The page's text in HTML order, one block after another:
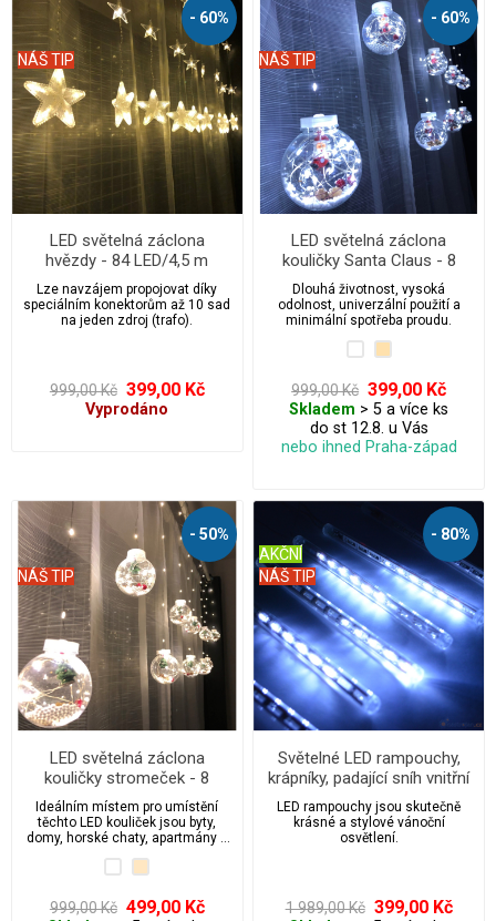
- 60%
NÁŠ TIP
LED světelná záclona
hvězdy - 84 LED/4,5 m
propojovatelná
Lze navzájem propojovat díky
speciálním konektorům až 10 sad
na jeden zdroj (trafo).
999,00 Kč 399,00 Kč
Vyprodáno
- 60%
NÁŠ TIP
LED světelná záclona
kouličky Santa Claus - 8
ks/3,8 m
Dlouhá životnost, vysoká
odolnost, univerzální použití a
minimální spotřeba proudu.
999,00 Kč 399,00 Kč
Skladem > 5 a více ks
do st 12.8. u Vás
nebo ihned Praha-západ
- 50%
NÁŠ TIP
LED světelná záclona
kouličky stromeček - 8
ks/3,8 m
Ideálním místem pro umístění
těchto LED kouliček jsou byty,
domy, horské chaty, apartmány a
999,00 Kč 499,00 Kč
- 80%
NÁŠ TIP
AKČNÍ
Světelné LED rampouchy,
krápníky, padající sníh vnitřní
- 50 cm/8 ks
LED rampouchy jsou skutečně
krásné a stylové vánoční
osvětlení.
1 989,00 Kč 399,00 Kč